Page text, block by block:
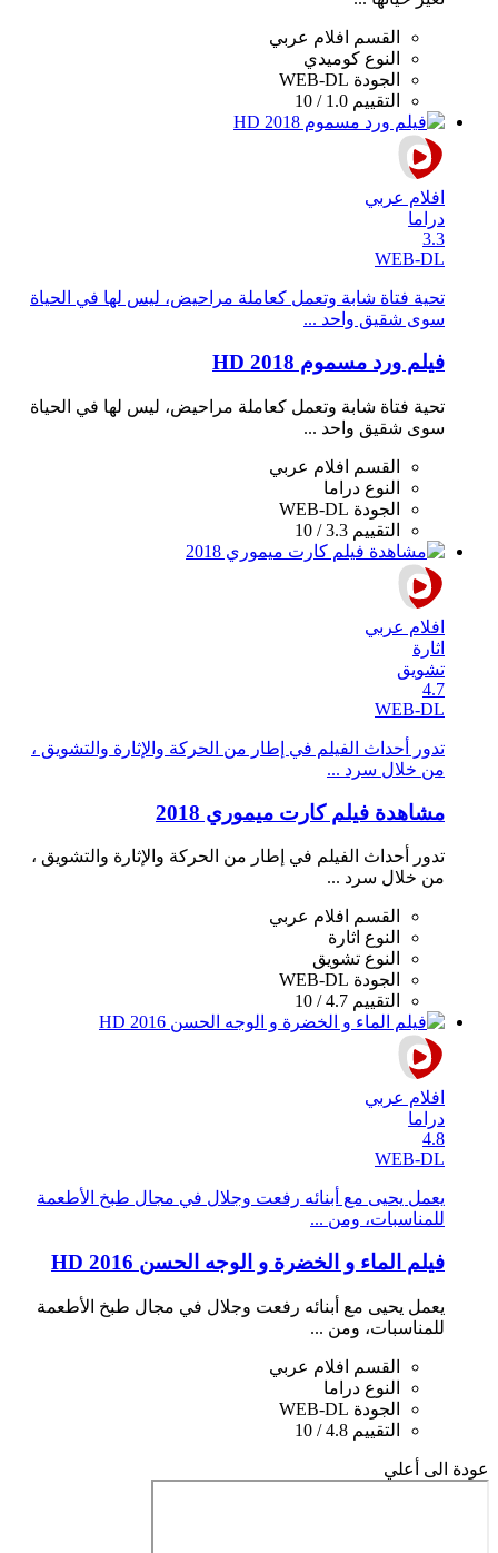
القسم افلام عربي
النوع كوميدي
الجودة WEB-DL
التقييم 1.0 / 10
افلام عربي
دراما
3.3
WEB-DL
تحية فتاة شابة وتعمل كعاملة مراحيض، ليس لها في الحياة
سوى شقيق واحد ...
فيلم ورد مسموم 2018 HD
تحية فتاة شابة وتعمل كعاملة مراحيض، ليس لها في الحياة
سوى شقيق واحد ...
القسم
افلام عربي
النوع دراما
الجودة WEB-DL
التقييم 3.3 / 10
افلام عربي
اثارة
تشويق
4.7
WEB-DL
تدور أحداث الفيلم في إطار من الحركة والإثارة والتشويق ،
من خلال سرد ...
مشاهدة فيلم كارت ميموري 2018
تدور أحداث الفيلم في إطار من الحركة والإثارة والتشويق ،
من خلال سرد ...
القسم
افلام عربي
النوع اثارة
النوع تشويق
الجودة WEB-DL
التقييم 4.7 / 10
افلام عربي
دراما
4.8
WEB-DL
يعمل يحيى مع أبنائه رفعت وجلال في مجال طبخ اﻷطعمة
للمناسبات، ومن ...
فيلم الماء و الخضرة و الوجه الحسن 2016 HD
يعمل يحيى مع أبنائه رفعت وجلال في مجال طبخ اﻷطعمة
للمناسبات، ومن ...
القسم
افلام عربي
النوع دراما
الجودة WEB-DL
التقييم 4.8 / 10
عودة الى أعلي